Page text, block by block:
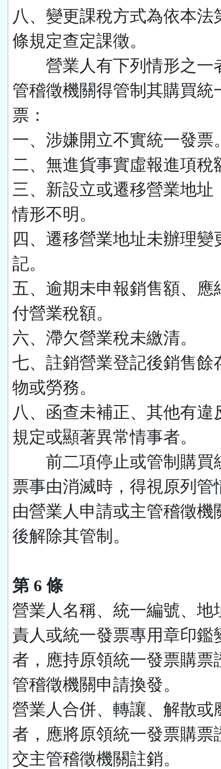
八、變更課稅方式為依本法
條規定查定課徵。
營業人有下列情形之一
管稽徵機關得管制其購買統
票：
一、涉嫌開立不實統一發票
二、無進貨事實虛報進項稅
三、新設立或遷移營業地址
情形不明。
四、遷移營業地址未辦理變
記。
五、逾期未申報銷售額、應
付營業稅額。
六、滯欠營業稅未繳清。
七、註銷營業登記後銷售餘
物或勞務。
八、函查未補正、其他有違
規定或顯著異常情事者。
前二項停止或管制購買
票事由消滅時，得視原列管
由營業人申請或主管稽徵機
後解除其管制。
第 6 條
營業人名稱、統一編號、地
責人或統一發票專用章印鑑
者，應持原領統一發票購票
管稽徵機關申請換發。
營業人合併、轉讓、解散或
者，應將原領統一發票購票
交主管稽徵機關註銷。